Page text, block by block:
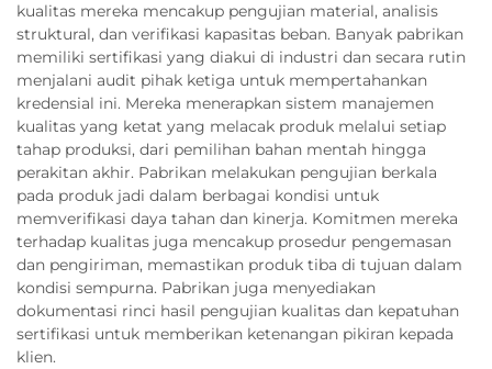
kualitas mereka mencakup pengujian material, analisis
struktural, dan verifikasi kapasitas beban. Banyak pabrikan
memiliki sertifikasi yang diakui di industri dan secara rutin
menjalani audit pihak ketiga untuk mempertahankan
kredensial ini. Mereka menerapkan sistem manajemen
kualitas yang ketat yang melacak produk melalui setiap
tahap produksi, dari pemilihan bahan mentah hingga
perakitan akhir. Pabrikan melakukan pengujian berkala
pada produk jadi dalam berbagai kondisi untuk
memverifikasi daya tahan dan kinerja. Komitmen mereka
terhadap kualitas juga mencakup prosedur pengemasan
dan pengiriman, memastikan produk tiba di tujuan dalam
kondisi sempurna. Pabrikan juga menyediakan
dokumentasi rinci hasil pengujian kualitas dan kepatuhan
sertifikasi untuk memberikan ketenangan pikiran kepada
klien.